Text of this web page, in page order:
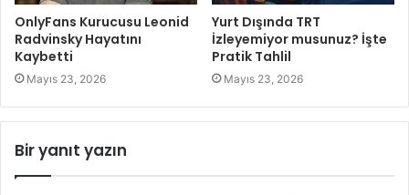
OnlyFans Kurucusu Leonid
Radvinsky Hayatını
Kaybetti
Mayıs 23, 2026
Yurt Dışında TRT
İzleyemiyor musunuz? İşte
Pratik Tahlil
Mayıs 23, 2026
Bir yanıt yazın